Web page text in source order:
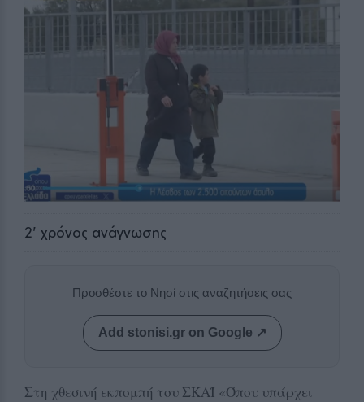
2' χρόνος ανάγνωσης
Προσθέστε το Νησί στις αναζητήσεις σας
Add stonisi.gr on Google ↗
Στη χθεσινή εκπομπή του ΣΚΑΪ «Όπου υπάρχει